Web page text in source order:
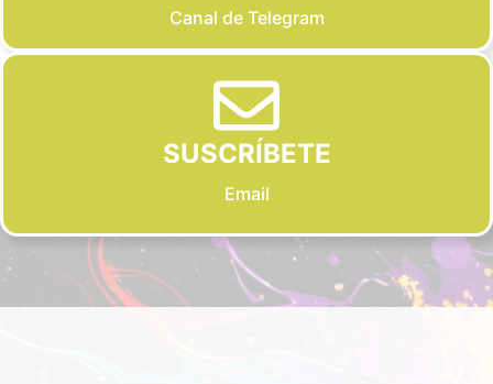
Canal de Telegram
SUSCRÍBETE
Email